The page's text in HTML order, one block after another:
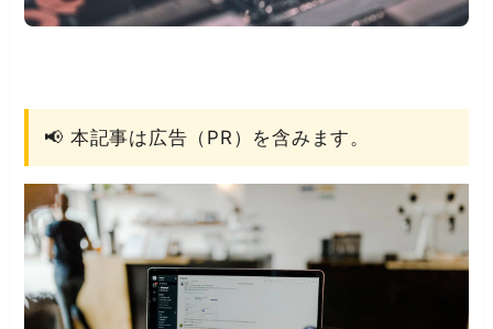
📢 本記事は広告（PR）を含みます。